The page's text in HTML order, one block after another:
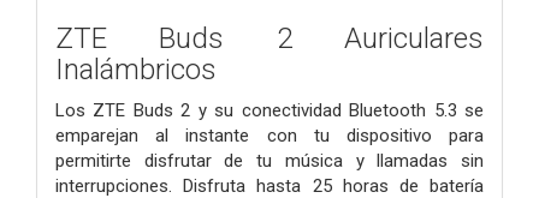
ZTE Buds 2 Auriculares
Inalámbricos
Los ZTE Buds 2 y su conectividad Bluetooth 5.3 se
emparejan al instante con tu dispositivo para
permitirte disfrutar de tu música y llamadas sin
interrupciones. Disfruta hasta 25 horas de batería